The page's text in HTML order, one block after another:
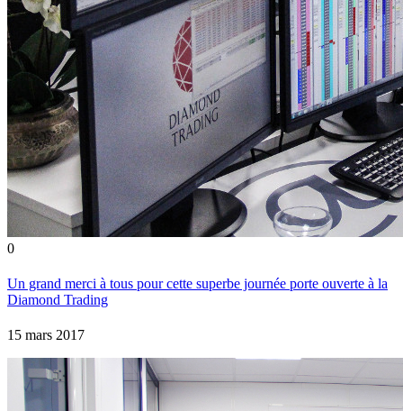
0
Un grand merci à tous pour cette superbe journée porte ouverte à la
Diamond Trading
15 mars 2017